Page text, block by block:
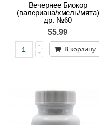
Вечернее Биокор
(валериана/хмель/мята)
др. №60
$5.99
В корзину